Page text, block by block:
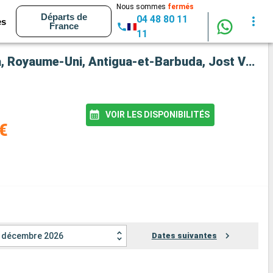
Départs de
France
Nous sommes fermés
04 48 80 11
11
Croisière Seabourn Quest : Porto Rico, Anguilla, Guadeloupe, Martinique, Sainte-Lucie, Canada, Royaume-Uni, Antigua-et-Barbuda, Jost Van Dyke, États-Unis au départ de Miami
VOIR LES DISPONIBILITÉS
décembre 2026 Dates suivantes